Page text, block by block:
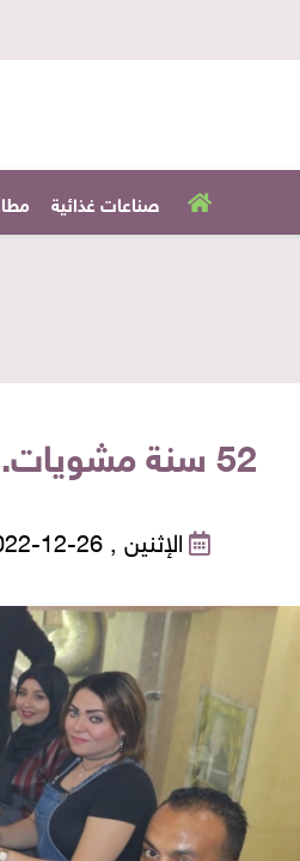
صناعات غذائية
52 سنة مشويات.. اسأل عن الصواف الكبابجي بالعروبة
الإثنين , 26-12-2022